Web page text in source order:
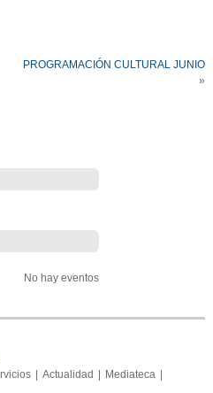
PROGRAMACIÓN CULTURAL JUNIO
»
No hay eventos
Actualidad
Mediateca